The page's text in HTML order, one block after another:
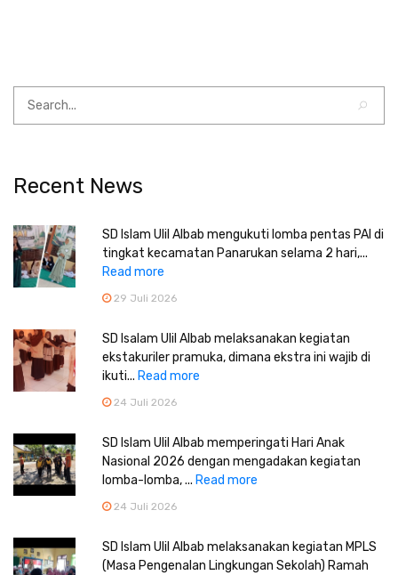
Recent News
SD Islam Ulil Albab mengukuti lomba pentas PAI di
tingkat kecamatan Panarukan selama 2 hari,...
Read more
29 Juli 2026
SD Isalam Ulil Albab melaksanakan kegiatan
ekstakuriler pramuka, dimana ekstra ini wajib di
ikuti... Read more
24 Juli 2026
SD Islam Ulil Albab memperingati Hari Anak
Nasional 2026 dengan mengadakan kegiatan
lomba-lomba, ... Read more
24 Juli 2026
SD Islam Ulil Albab melaksanakan kegiatan MPLS
(Masa Pengenalan Lingkungan Sekolah) Ramah